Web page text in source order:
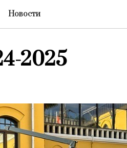
Новости
2025